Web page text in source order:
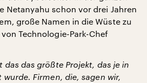
Netanyahu schon vor drei Jahren
große Namen in die Wüste zu
Technologie-Park-Chef
das das größte Projekt, das je in
Firmen, die, sagen wir,